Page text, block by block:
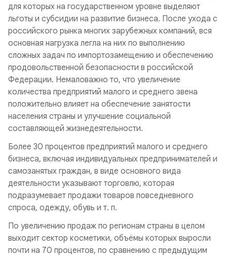
для которых на государственном уровне выделяют
льготы и субсидии на развитие бизнеса. После ухода с
российского рынка многих зарубежных компаний, вся
основная нагрузка легла на них по выполнению
сложных задач по импортозамещению и обеспечению
продовольственной безопасности в российской
Федерации. Немаловажно то, что увеличение
количества предприятий малого и среднего звена
положительно влияет на обеспечение занятости
населения страны и улучшение социальной
составляющей жизнедеятельности.
Более 30 процентов предприятий малого и среднего
бизнеса, включая индивидуальных предпринимателей и
самозанятых граждан, в виде основного вида
деятельности указывают торговлю, которая
подразумевает продажи товаров повседневного
спроса, одежду, обувь и т. п.
По увеличению продаж по регионам страны в целом
выходит сектор косметики, объёмы которых выросли
почти на 70 процентов, по сравнению с предыдущим